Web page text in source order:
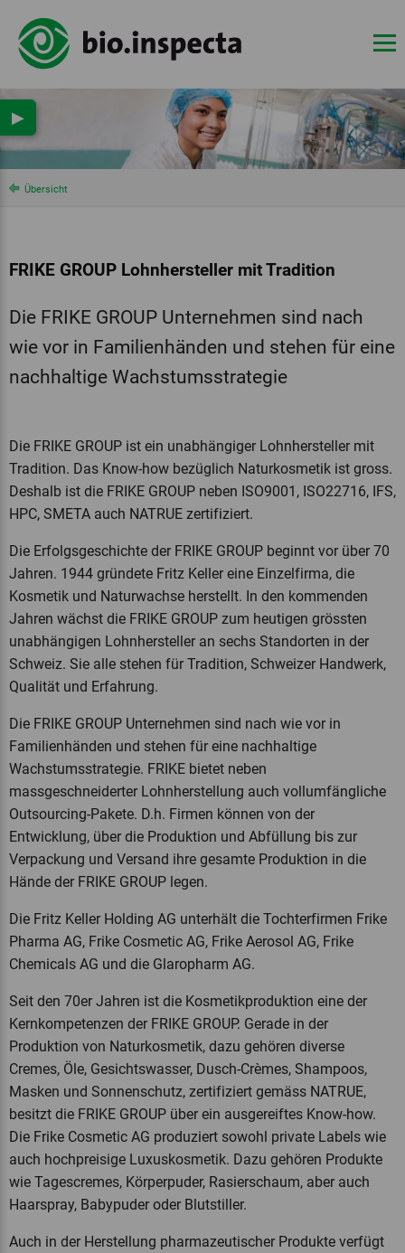
Übersicht
FRIKE GROUP Lohnhersteller mit Tradition
Die FRIKE GROUP Unternehmen sind nach
wie vor in Familienhänden und stehen für eine
nachhaltige Wachstumsstrategie
Die FRIKE GROUP ist ein unabhängiger Lohnhersteller mit
Tradition. Das Know-how bezüglich Naturkosmetik ist gross.
Deshalb ist die FRIKE GROUP neben ISO9001, ISO22716, IFS,
HPC, SMETA auch NATRUE zertifiziert.
Die Erfolgsgeschichte der FRIKE GROUP beginnt vor über 70
Jahren. 1944 gründete Fritz Keller eine Einzelfirma, die
Kosmetik und Naturwachse herstellt. In den kommenden
Jahren wächst die FRIKE GROUP zum heutigen grössten
unabhängigen Lohnhersteller an sechs Standorten in der
Schweiz. Sie alle stehen für Tradition, Schweizer Handwerk,
Qualität und Erfahrung.
Die FRIKE GROUP Unternehmen sind nach wie vor in
Familienhänden und stehen für eine nachhaltige
Wachstumsstrategie. FRIKE bietet neben
massgeschneiderter Lohnherstellung auch vollumfängliche
Outsourcing-Pakete. D.h. Firmen können von der
Entwicklung, über die Produktion und Abfüllung bis zur
Verpackung und Versand ihre gesamte Produktion in die
Hände der FRIKE GROUP legen.
Die Fritz Keller Holding AG unterhält die Tochterfirmen Frike
Pharma AG, Frike Cosmetic AG, Frike Aerosol AG, Frike
Chemicals AG und die Glaropharm AG.
Seit den 70er Jahren ist die Kosmetikproduktion eine der
Kernkompetenzen der FRIKE GROUP. Gerade in der
Produktion von Naturkosmetik, dazu gehören diverse
Cremes, Öle, Gesichtswasser, Dusch-Crèmes, Shampoos,
Masken und Sonnenschutz, zertifiziert gemäss NATRUE,
besitzt die FRIKE GROUP über ein ausgereiftes Know-how.
Die Frike Cosmetic AG produziert sowohl private Labels wie
auch hochpreisige Luxuskosmetik. Dazu gehören Produkte
wie Tagescremes, Körperpuder, Rasierschaum, aber auch
Haarspray, Babypuder oder Blutstiller.
Auch in der Herstellung pharmazeutischer Produkte verfügt
▶